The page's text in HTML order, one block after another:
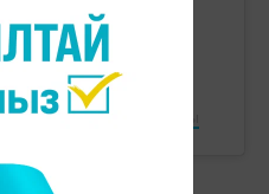
көру
(@ktf.kz) жарияланымы